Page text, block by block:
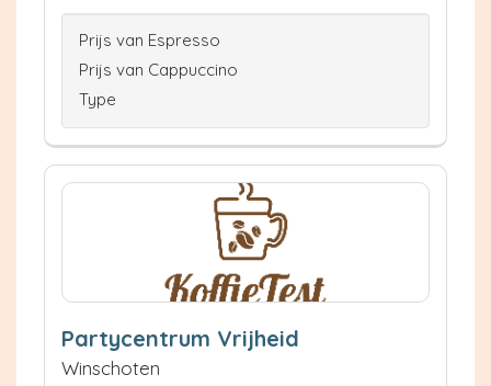
Prijs van Espresso
Prijs van Cappuccino
Type
Partycentrum Vrijheid
Winschoten